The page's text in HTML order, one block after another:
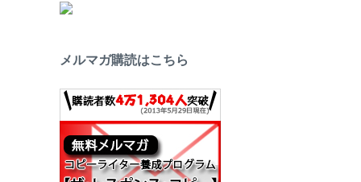
メルマガ購読はこちら